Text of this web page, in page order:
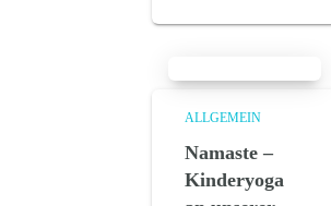
ALLGEMEIN
Namaste –
Kinderyoga